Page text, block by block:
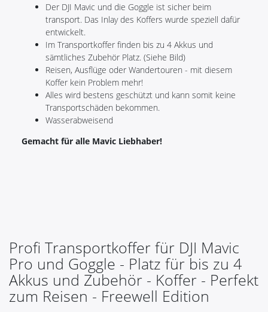
Der DJI Mavic und die Goggle ist sicher beim
transport. Das Inlay des Koffers wurde speziell dafür
entwickelt.
Im Transportkoffer finden bis zu 4 Akkus und
sämtliches Zubehör Platz. (Siehe Bild)
Reisen, Ausflüge oder Wandertouren - mit diesem
Koffer kein Problem mehr!
Alles wird bestens geschützt und kann somit keine
Transportschäden bekommen.
Wasserabweisend
Gemacht für alle Mavic Liebhaber!
Profi Transportkoffer für DJI Mavic
Pro und Goggle - Platz für bis zu 4
Akkus und Zubehör - Koffer - Perfekt
zum Reisen - Freewell Edition